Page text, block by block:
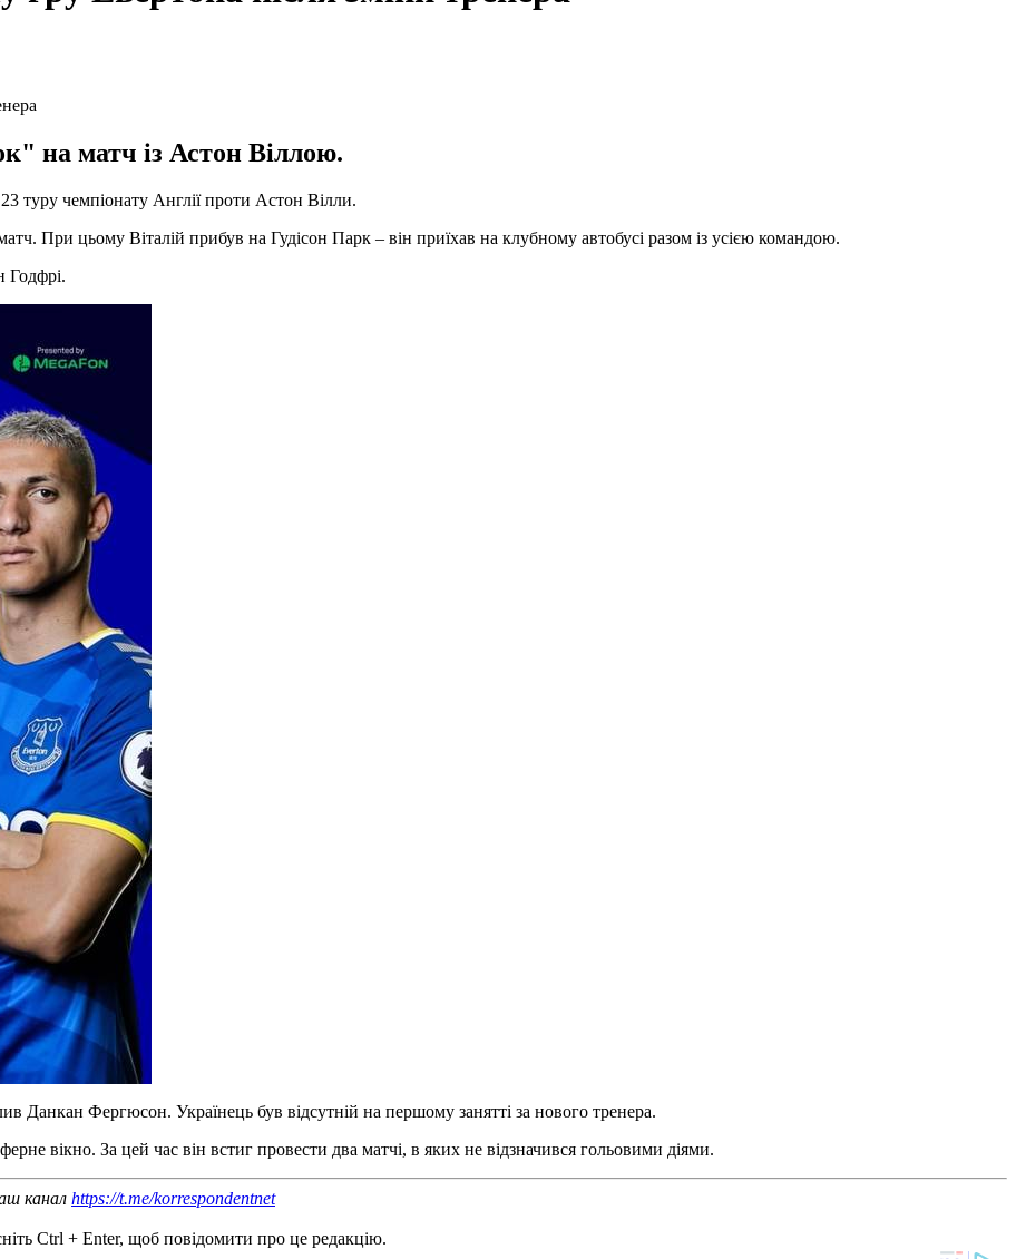
на матч із Астон Віллою.
туру чемпіонату Англії проти Астон Вілли.
При цьому Віталій прибув на Гудісон Парк – він приїхав на клубному автобусі разом із усією командою.
Годфрі.
Данкан Фергюсон. Українець був відсутній на першому занятті за нового тренера.
вікно. За цей час він встиг провести два матчі, в яких не відзначився гольовими діями.
канал https://t.me/korrespondentnet
Ctrl + Enter, щоб повідомити про це редакцію.